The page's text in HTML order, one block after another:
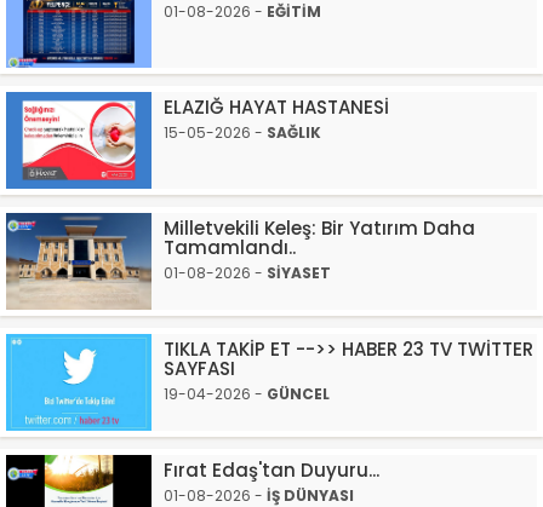
01-08-2026 - EĞİTİM
ELAZIĞ HAYAT HASTANESİ
15-05-2026 - SAĞLIK
Milletvekili Keleş: Bir Yatırım Daha
Tamamlandı..
01-08-2026 - SİYASET
TIKLA TAKİP ET -->> HABER 23 TV TWİTTER
SAYFASI
19-04-2026 - GÜNCEL
Fırat Edaş'tan Duyuru...
01-08-2026 - İŞ DÜNYASI